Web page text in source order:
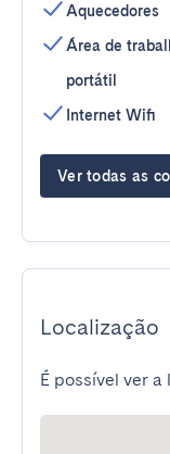
Aquecedores
Área de
portátil
Internet Wifi
Ver todas as
Localização
É possível ver